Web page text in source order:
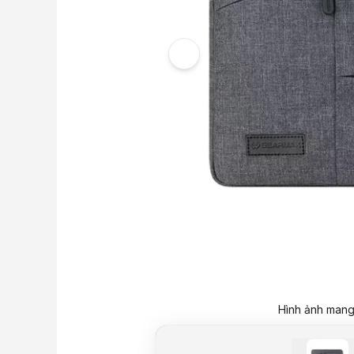
Hình ảnh